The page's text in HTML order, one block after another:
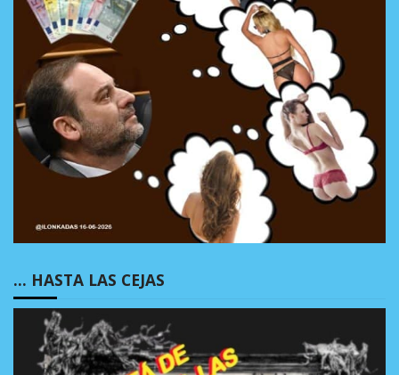
… HASTA LAS CEJAS